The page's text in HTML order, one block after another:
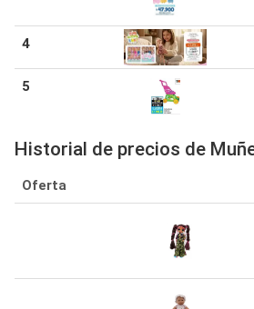
4
5
Historial de precios de
Oferta